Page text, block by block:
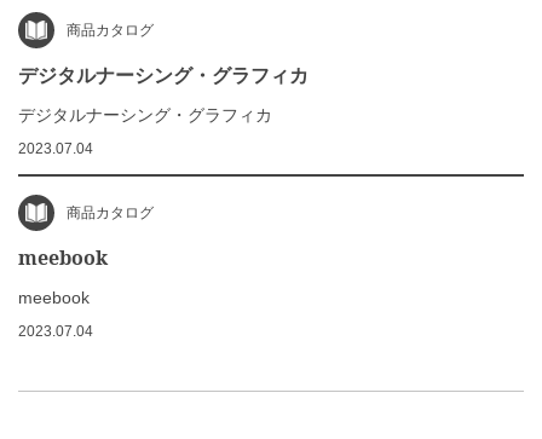
商品カタログ
デジタルナーシング・グラフィカ
デジタルナーシング・グラフィカ
2023.07.04
商品カタログ
meebook
meebook
2023.07.04